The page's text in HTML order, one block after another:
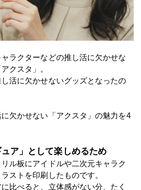
ラクターなどの推し活に欠かせな
アクスタ 」。
活に欠かせないグッズとなったの
欠かせない「アクスタ」の魅力を4
ュア」として楽しめるため
ル板にアイドルや二次元キャラク
ストを印刷したものです。
比べると、立体感がない分、たく